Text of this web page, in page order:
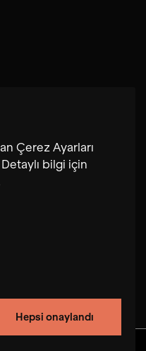
Çerez Ayarları
bilgi için
Hepsi onaylandı